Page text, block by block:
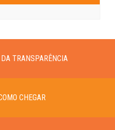
TRANSPARÊNCIA
CHEGAR